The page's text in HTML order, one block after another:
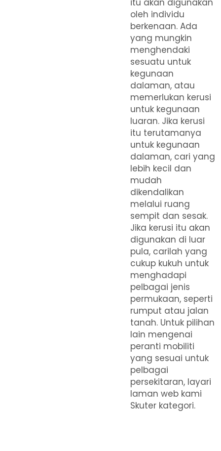
itu akan digunakan
oleh individu
berkenaan. Ada
yang mungkin
menghendaki
sesuatu untuk
kegunaan
dalaman, atau
memerlukan kerusi
untuk kegunaan
luaran. Jika kerusi
itu terutamanya
untuk kegunaan
dalaman, cari yang
lebih kecil dan
mudah
dikendalikan
melalui ruang
sempit dan sesak.
Jika kerusi itu akan
digunakan di luar
pula, carilah yang
cukup kukuh untuk
menghadapi
pelbagai jenis
permukaan, seperti
rumput atau jalan
tanah. Untuk pilihan
lain mengenai
peranti mobiliti
yang sesuai untuk
pelbagai
persekitaran, layari
laman web kami
Skuter kategori.